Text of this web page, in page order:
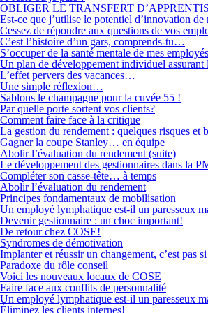
OBLIGER LE TRANSFERT
Est-ce que j’utilise le potentiel d’innovation de
Cessez de répondre aux questions de vos
C’est l’histoire d’un gars, comprends-tu…
S’occuper de la santé mentale de mes
Un plan de développement individuel assurant
L’effet pervers des vacances…
Une simple réflexion…
Sablons le champagne pour la cuvée 55 !
Par quelle porte sortent vos clients?
Comment faire face à la critique
La gestion du rendement : quelques risques et
Gagner la coupe Stanley… en équipe
Abolir l’évaluation du rendement (suite)
Le développement des gestionnaires dans la
Compléter son casse-tête… à temps
Abolir l’évaluation du rendement
Principes fondamentaux de mobilisation
Un employé lymphatique est-il un paresseux
Devenir gestionnaire : un choc important!
De retour chez COSE!
Syndromes de démotivation
Implanter et réussir un changement, c’est pas
Paradoxe du rôle conseil
Voici les nouveaux locaux de COSE
Faire face aux conflits de personnalité
Un employé lymphatique est-il un paresseux
Éliminez les clients internes!